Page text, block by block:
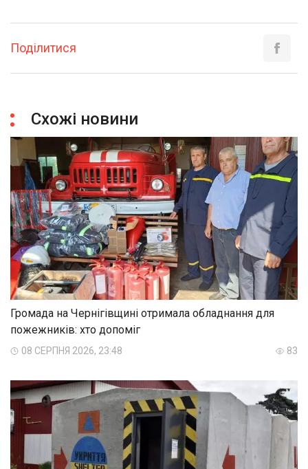
Поділитися
Схожі новини
Громада на Чернігівщині отримала обладнання для
пожежників: хто допоміг
08 СЕРПНЯ 2026, 23:48 83